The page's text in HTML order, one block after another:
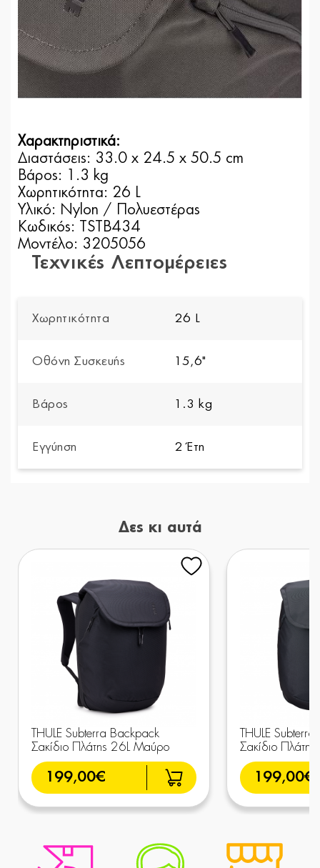
Χαρακτηριστικά:
Διαστάσεις: 33.0 x 24.5 x 50.5 cm
Βάρος: 1.3 kg
Χωρητικότητα: 26 L
Υλικό: Nylon / Πολυεστέρας
Κωδικός: TSTB434
Μοντέλο: 3205056
Τεχνικές Λεπτομέρειες
Χωρητικότητα 26 L
Οθόνη Συσκευής 15,6"
Βάρος 1.3 kg
Εγγύηση 2 Έτη
Δες κι αυτά
THULE Subterra Backpack
Σακίδιο Πλάτης 26L Μαύρο
199,00€
THULE
Σακίδιο
199,00€